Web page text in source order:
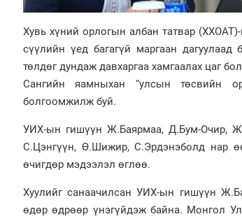
Хувь хүний орлогын албан татвар (ХХОАТ)-
сүүлийн үед багагүй маргаан
төлдөг дундаж давхаргаа хамгаалах цаг
Сангийн яамныхан “улсын төсвийн
болгоомжилж буй.
УИХ-ын гишүүн Ж.Баярмаа, Д.Бум-Очир,
С.Цэнгүүн, Ө.Шижир, С.Эрдэнэболд нар
өчигдөр мэдээлэл өглөө.
Хуулийг санаачилсан УИХ-ын гишүүн
өдөр өдрөөр үнэгүйдэж байна. Монгол